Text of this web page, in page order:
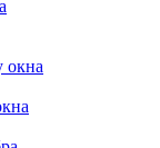
окна